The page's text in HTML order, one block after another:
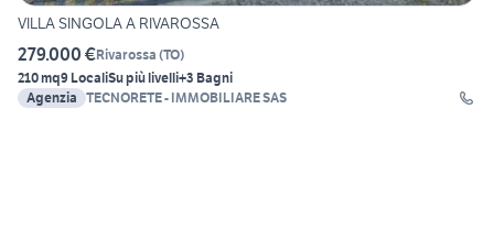
VILLA SINGOLA A RIVAROSSA
279.000 €Rivarossa (TO)
210 mq9 LocaliSu più livelli+3 Bagni
Agenzia
TECNORETE - IMMOBILIARE SAS